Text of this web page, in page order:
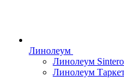
Линолеум
Линолеум
Линолеум